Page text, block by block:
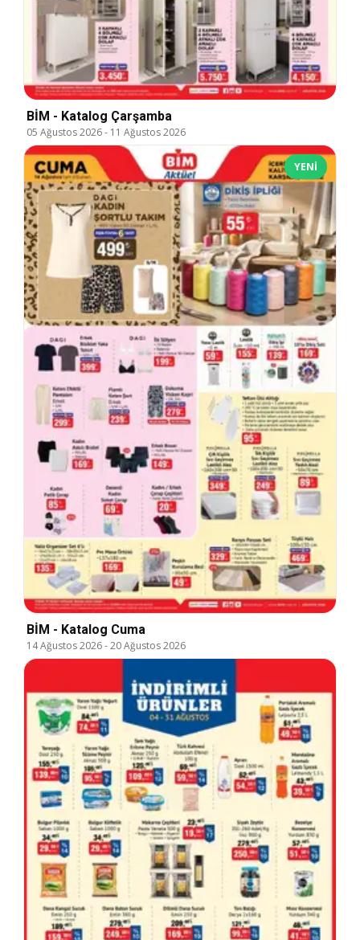
BİM - Katalog Çarşamba
05 Ağustos 2026- 11 Ağustos 2026
YENI
BİM - Katalog Cuma
14 Ağustos 2026-20 Ağustos 2026